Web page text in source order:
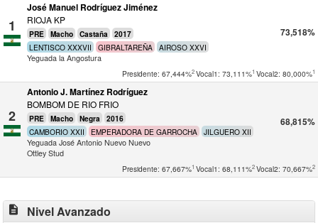
1
José Manuel Rodríguez Jiménez
RIOJA KP
PRE Macho Castaña 2017
LENTISCO XXXVII GIBRALTAREÑA AIROSO XXVI
Yeguada la Angostura
73,518%
Presidente: 67,444%2Vocal1: 73,111%1 Vocal2: 80,000%1
2
Antonio J. Martínez Rodríguez
BOMBOM DE RIO FRIO
PRE Macho Negra 2016
CAMBORIO XXII EMPERADORA DE GARROCHA JILGUERO XII
Yeguada José Antonio Nuevo Nuevo
Ottley Stud
68,815%
Presidente: 67,667%1 Vocal1: 68,111%2Vocal2: 70,667%2
description Nivel Avanzado